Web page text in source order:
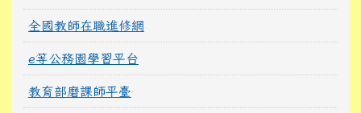
全國教師在職進修網
e等公務園學習平台
教育部磨課師平臺